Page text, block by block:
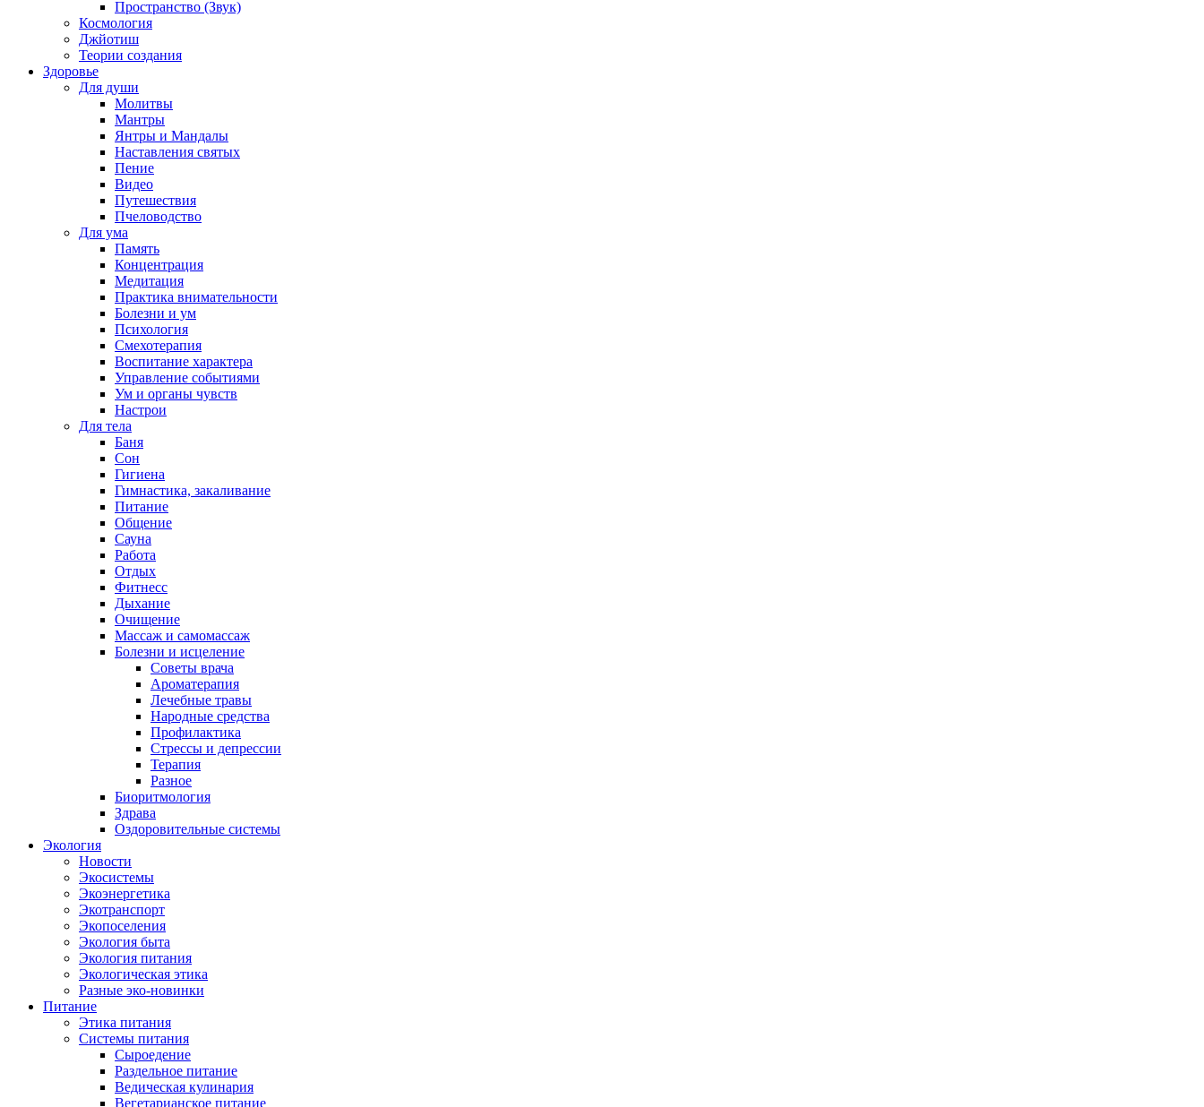
Пространство (Звук)
Космология
Джйотиш
Теории создания
Здоровье
Для души
Молитвы
Мантры
Янтры и Мандалы
Наставления святых
Пение
Видео
Путешествия
Пчеловодство
Для ума
Память
Концентрация
Медитация
Практика внимательности
Болезни и ум
Психология
Смехотерапия
Воспитание характера
Управление событиями
Ум и органы чувств
Настрои
Для тела
Баня
Сон
Гигиена
Гимнастика, закаливание
Питание
Общение
Сауна
Работа
Отдых
Фитнесс
Дыхание
Очищение
Массаж и самомассаж
Болезни и исцеление
Советы врача
Ароматерапия
Лечебные травы
Народные средства
Профилактика
Стрессы и депрессии
Терапия
Разное
Биоритмология
Здрава
Оздоровительные системы
Экология
Новости
Экосистемы
Экоэнергетика
Экотранспорт
Экопоселения
Экология быта
Экология питания
Экологическая этика
Разные эко-новинки
Питание
Этика питания
Системы питания
Сыроедение
Раздельное питание
Ведическая кулинария
Вегетарианское питание